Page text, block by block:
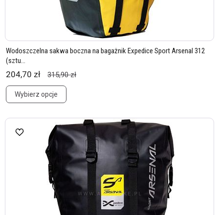
Wodoszczelna sakwa boczna na bagażnik Expedice Sport Arsenal 312
(sztu...
204,70 zł 315,90 zł
Wybierz opcje